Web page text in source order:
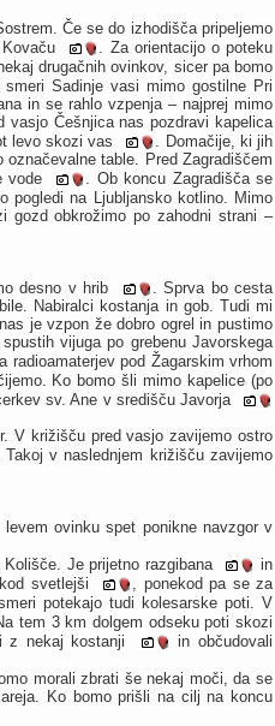
Če se do izhodišča pripeljemo
. Za orientacijo o poteku
drugačnih ovinkov, sicer pa bomo
Sadinje vasi mimo gostilne Pri
in se rahlo vzpenja – najprej mimo
Češnjica nas pozdravi kapelica
levo skozi vas
. Domačije, ki jih
table. Pred Zagradiščem
vode
. Ob koncu Zagradišča se
pogledi na Ljubljansko kotlino. Mimo
gozd obkrožimo po zahodni strani –
desno v hrib
. Sprva bo cesta
Nabiralci kostanja in gob. Tudi mi
je vzpon že dobro ogrel in pustimo
vijuga po grebenu Javorskega
radioamaterjev pod Žagarskim vrhom
Ko bomo šli mimo kapelice (po
sv. Ane v središču Javorja
V križišču pred vasjo zavijemo ostro
v naslednjem križišču zavijemo
ovinku spet ponikne navzgor v
Je prijetno razgibana
in
svetlejši
, ponekod pa se za
potekajo tudi kolesarske poti. V
tem 3 km dolgem odseku poti skozi
z nekaj kostanji
in občudovali
morali zbrati še nekaj moči, da se
Ko bomo prišli na cilj na koncu